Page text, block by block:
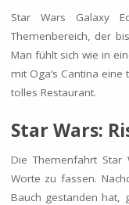
Star Wars Galaxy
Themenbereich, der
Man fühlt sich wie in
mit Oga‘s Cantina
tolles Restaurant.
Star Wars:
Die Themenfahrt Star
Worte zu fassen.
Bauch gestanden hat,